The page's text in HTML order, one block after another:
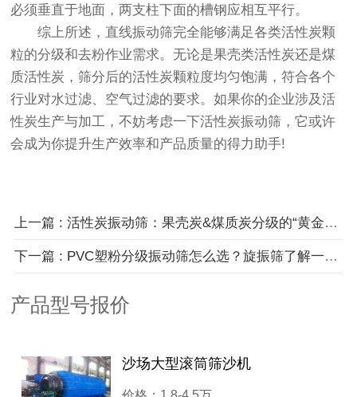
必须垂直于地面，两支柱下面的槽钢应相互平行。
综上所述，直线振动筛完全能够满足各类活性炭颗
粒的分级和去粉作业需求。无论是果壳类活性炭还是煤
质活性炭，筛分后的活性炭颗粒度均匀饱满，符合各个
行业对水过滤、空气过滤的要求。如果你的企业涉及活
性炭生产与加工，不妨考虑一下活性炭振动筛，它或许
会成为你提升生产效率和产品质量的得力助手!
上一篇 : 活性炭振动筛：果壳炭&煤质炭分级的“黄金搭档”？真相来了！
下一篇 : PVC塑粉分级振动筛怎么选？旋振筛了解一下！
产品型号报价
沙场大型滚筒筛沙机